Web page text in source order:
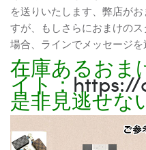
を送りいたします、弊店が
すが、もしさらにおまけの
場合、ラインでメッセージ
在庫あるおま
イト：
是非見逃せな